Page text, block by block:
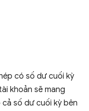
có số dư cuối kỳ
khoản sẽ mang
số dư cuối kỳ bên